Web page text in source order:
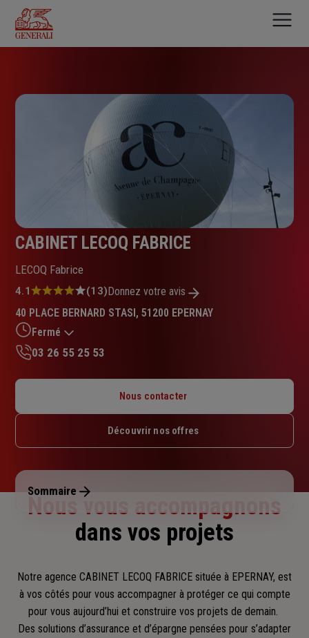
contenu
principal
CABINET LECOQ FABRICE
LECOQ Fabrice
Note
4.1
sur
5
étoiles
4.1 (13)Donnez votre avis
40 PLACE BERNARD STASI, 51200 EPERNAY
Fermé
Mardi : 09h – 12h / 13h – 17h
Dimanche : Fermé
03 26 55 25 53
Nous contacter
Découvrir nos offres
Sommaire
Nous vous accompagnons
dans vos projets
Notre agence CABINET LECOQ FABRICE située à EPERNAY, est
à vos côtés pour vous accompagner à protéger ce qui compte
pour vous aujourd’hui et construire vos projets de demain.
Des solutions d’assurance et d’épargne pensées pour s’adapter